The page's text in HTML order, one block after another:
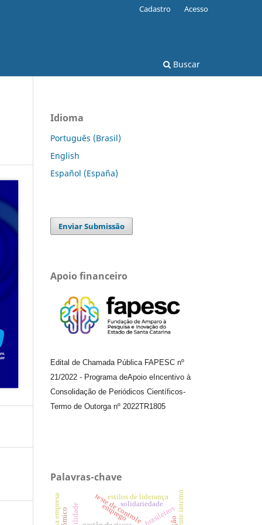
Buscar
Cadastro Acesso
Idioma
Português (Brasil)
English
Español (España)
Enviar Submissão
Apoio financeiro
Edital de Chamada Pública FAPESC nº
21/2022 - Programa deApoio e Incentivo à
Consolidação de Periódicos Científicos-
Termo de Outorga nº 2022TR1805
Palavras-chave
teste de controle
solidariedade
emprego cliente interno
estilos de liderança